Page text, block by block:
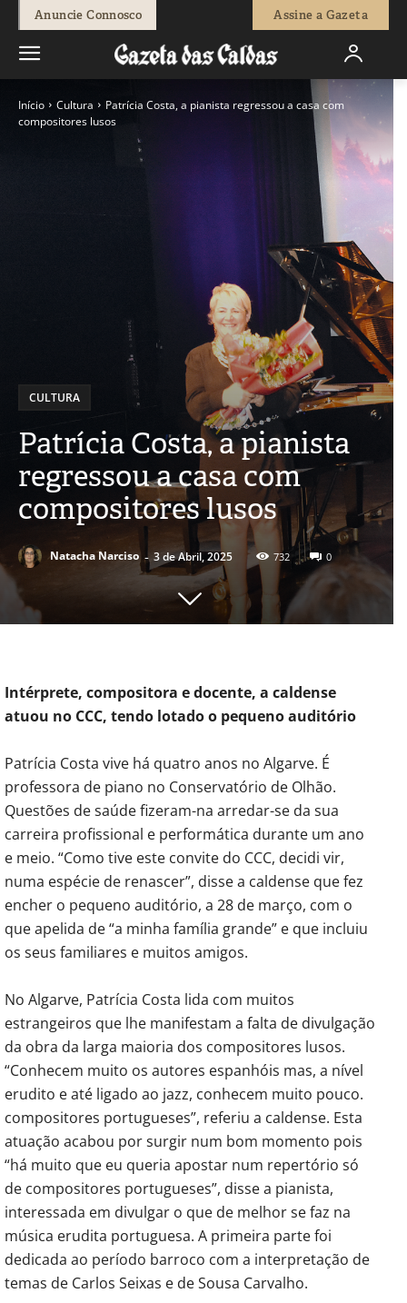
Anuncie Connosco Assine a Gazeta
Início Cultura
Patrícia Costa, a pianista regressou a casa com
compositores lusos
CULTURA
Patrícia Costa, a pianista
regressou a casa com
compositores lusos
Natacha Narciso - 3 de Abril, 2025 732 0
Intérprete, compositora e docente, a caldense
atuou no CCC, tendo lotado o pequeno auditório
Patrícia Costa vive há quatro anos no Algarve. É
professora de piano no Conservatório de Olhão.
Questões de saúde fizeram-na arredar-se da sua
carreira profissional e performática durante um ano
e meio. “Como tive este convite do CCC, decidi vir,
numa espécie de renascer”, disse a caldense que fez
encher o pequeno auditório, a 28 de março, com o
que apelida de “a minha família grande” e que incluiu
os seus familiares e muitos amigos.
No Algarve, Patrícia Costa lida com muitos
estrangeiros que lhe manifestam a falta de divulgação
da obra da larga maioria dos compositores lusos.
“Conhecem muito os autores espanhóis mas, a nível
erudito e até ligado ao jazz, conhecem muito pouco.
compositores portugueses”, referiu a caldense. Esta
atuação acabou por surgir num bom momento pois
“há muito que eu queria apostar num repertório só
de compositores portugueses”, disse a pianista,
interessada em divulgar o que de melhor se faz na
música erudita portuguesa. A primeira parte foi
dedicada ao período barroco com a interpretação de
temas de Carlos Seixas e de Sousa Carvalho.